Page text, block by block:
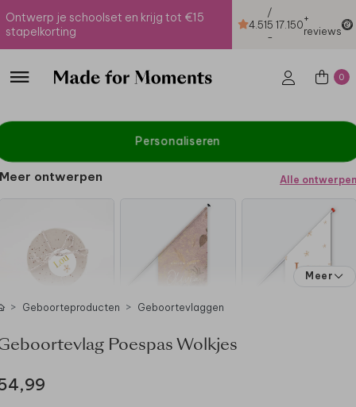
Ontwerp je schoolset en krijg tot €15
stapelkorting
4.51
/
5
-
17.150+
reviews
0
Personaliseren
Meer ontwerpen Alle ontwerpen
Meer
Geboorteproducten Geboortevlaggen
Poespas Wolkjes